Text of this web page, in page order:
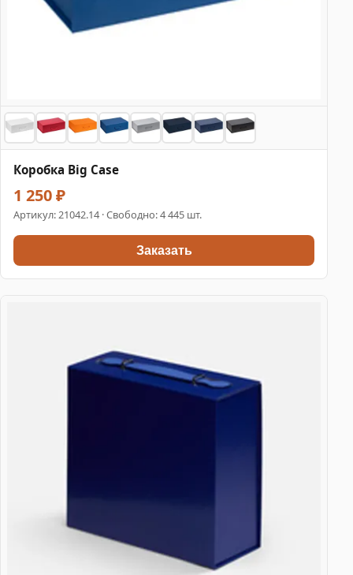
Коробка Big Case
1 250 ₽
Артикул:21042.14 · Свободно: 4 445 шт.
Заказать